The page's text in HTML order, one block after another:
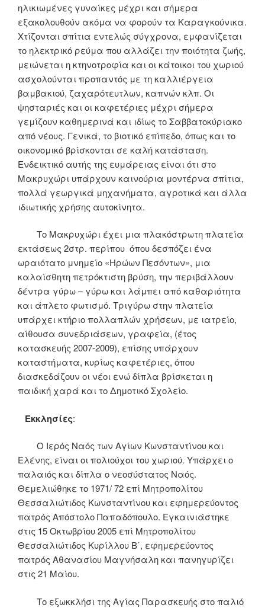
ηλικιωμένες γυναίκες μέχρι και σήμερα
εξακολουθούν ακόμα να φορούν τα Καραγκούνικα.
Χτίζονται σπίτια εντελώς σύγχρονα, εμφανίζεται
το ηλεκτρικό ρεύμα που αλλάζει την ποιότητα ζωής,
μειώνεται η κτηνοτροφία και οι κάτοικοι του χωριού
ασχολούνται προπαντός με τη καλλιέργεια
βαμβακιού, ζαχαρότευτλων, καπνών κλπ. Οι
ψησταριές και οι καφετέριες μέχρι σήμερα
γεμίζουν καθημερινά και ιδίως το Σαββατοκύριακο
από νέους. Γενικά, το βιοτικό επίπεδο, όπως και το
οικονομικό βρίσκονται σε καλή κατάσταση.
Ενδεικτικό αυτής της ευμάρειας είναι ότι στο
Μακρυχώρι υπάρχουν καινούρια μοντέρνα σπίτια,
πολλά γεωργικά μηχανήματα, αγροτικά και άλλα
ιδιωτικής χρήσης αυτοκίνητα.
Το Μακρυχώρι έχει μια πλακόστρωτη πλατεία
εκτάσεως 2στρ. περίπου όπου δεσπόζει ένα
ωραιότατο μνημείο «Ηρώων Πεσόντων», μια
καλαίσθητη πετρόκτιστη βρύση, την περιβάλλουν
δέντρα γύρω – γύρω και λάμπει από καθαριότητα
και άπλετο φωτισμό. Τριγύρω στην πλατεία
υπάρχει κτήριο πολλαπλών χρήσεων, με ιατρείο,
αίθουσα συνεδριάσεων, γραφεία, (έτος
κατασκευής 2007-2009), επίσης υπάρχουν
καταστήματα, κυρίως καφετέριες, όπου
διασκεδάζουν οι νέοι ενώ δίπλα βρίσκεται η
παιδική χαρά και το Δημοτικό Σχολείο.
Εκκλησίες:
Ο Ιερός Ναός των Αγίων Κωνσταντίνου και
Ελένης, είναι οι πολιούχοι του χωριού. Υπάρχει ο
παλαιός και δίπλα ο νεοσύστατος Ναός.
Θεμελιώθηκε το 1971/ 72 επί Μητροπολίτου
Θεσσαλιώτιδος Κωνσταντίνου και εφημερεύοντος
πατρός Απόστολο Παπαδόπουλο. Εγκαινιάστηκε
στις 15 Οκτωβρίου 2005 επί Μητροπολίτου
Θεσσαλιώτιδος Κυρίλλου Β΄, εφημερεύοντος
πατρός Αθανασίου Μαγνήσαλη και πανηγυρίζει
στις 21 Μαίου.
Το εξωκκλήσι της Αγίας Παρασκευής στο παλιό